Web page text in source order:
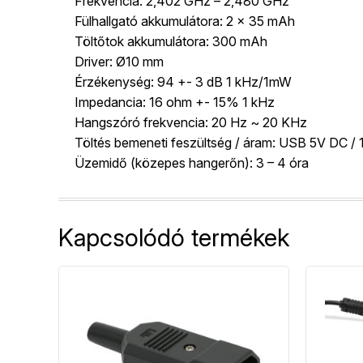
Fülhallgató akkumulátora: 2 x 35 mAh
Töltőtok akkumulátora: 300 mAh
Driver: Ø10 mm
Érzékenység: 94 +- 3 dB 1 kHz/1mW
Impedancia: 16 ohm +- 15% 1 kHz
Hangszóró frekvencia: 20 Hz ~ 20 KHz
Töltés bemeneti feszültség / áram: USB 5V DC /
Üzemidő (közepes hangerőn): 3 – 4 óra
Kapcsolódó termékek